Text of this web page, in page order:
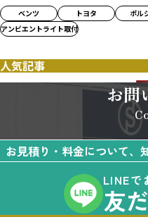
ベンツ トヨタ ポル
アンビエントライト取付
人気記事
お問
お見積り・料金について、
LINEで
友